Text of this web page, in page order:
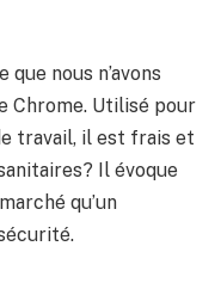
nous n’avons
Chrome. Utilisé pour
travail, il est frais et
Il évoque
qu’un